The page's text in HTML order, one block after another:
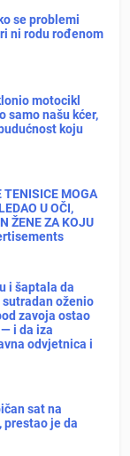
se problemi
ni rodu rođenom
motocikl
samo našu kćer,
koju
TENISICE MOGA
U OČI,
ŽENE ZA KOJU
i šaptala da
sutradan oženio
zavoja ostao
i da iza
odvjetnica i
sat na
prestao je da